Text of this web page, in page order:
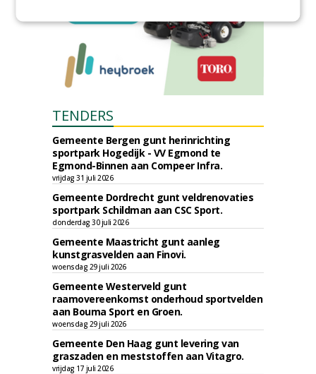
TENDERS
Gemeente Bergen gunt herinrichting
sportpark Hogedijk - VV Egmond te
Egmond-Binnen aan Compeer Infra.
vrijdag 31 juli 2026
Gemeente Dordrecht gunt veldrenovaties
sportpark Schildman aan CSC Sport.
donderdag 30 juli 2026
Gemeente Maastricht gunt aanleg
kunstgrasvelden aan Finovi.
woensdag 29 juli 2026
Gemeente Westerveld gunt
raamovereenkomst onderhoud sportvelden
aan Bouma Sport en Groen.
woensdag 29 juli 2026
Gemeente Den Haag gunt levering van
graszaden en meststoffen aan Vitagro.
vrijdag 17 juli 2026